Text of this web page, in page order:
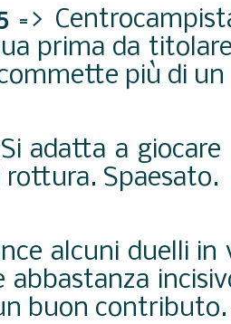
=>
prima da
più di un
adatta a giocare
rottura. Spaesato.
alcuni duelli in
abbastanza
buon